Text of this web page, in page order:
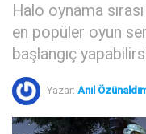
Halo oynama
en popüler oyun
başlangıç
Yazar: Anıl